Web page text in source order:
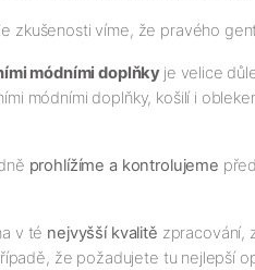
zkušenosti víme, že pravého
módními doplňky je velice
módními doplňky, košilí i
prohlížíme a kontrolujeme
v té nejvyššíkvalitě zpracování,
že požadujete tu nejlepší